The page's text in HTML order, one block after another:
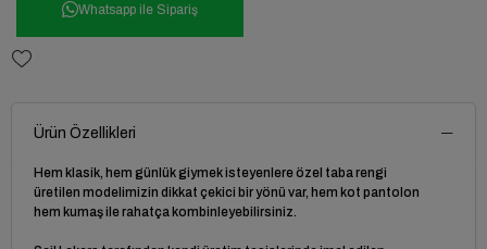
Whatsapp ile Sipariş
Ürün Özellikleri
Hem klasik, hem günlük giymek isteyenlere özel taba rengi
üretilen modelimizin dikkat çekici bir yönü var, hem kot pantolon
hem kumaş ile rahatça kombinleyebilirsiniz.